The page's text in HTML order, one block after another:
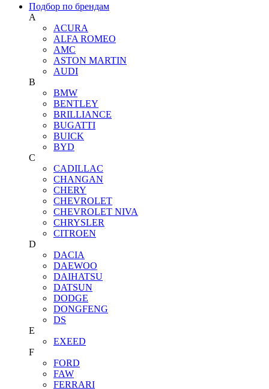
Подбор по брендам
A
ACURA
ALFA ROMEO
AMC
ASTON MARTIN
AUDI
B
BMW
BENTLEY
BRILLIANCE
BUGATTI
BUICK
BYD
C
CADILLAC
CHANGAN
CHERY
CHEVROLET
CHEVROLET NIVA
CHRYSLER
CITROEN
D
DACIA
DAEWOO
DAIHATSU
DATSUN
DODGE
DONGFENG
DS
E
EXEED
F
FORD
FAW
FERRARI